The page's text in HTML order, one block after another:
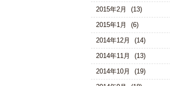
2015年2月 (13)
2015年1月 (6)
2014年12月 (14)
2014年11月 (13)
2014年10月 (19)